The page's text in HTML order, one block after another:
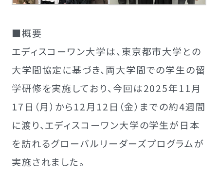
■概要
エディスコーワン大学は、東京都市大学との
大学間協定に基づき、両大学間での学生の留
学研修を実施しており、今回は2025年11月
17日（月）から12月12日（金）までの約4週間
に渡り、エディスコーワン大学の学生が日本
を訪れるグローバルリーダーズプログラムが
実施されました。